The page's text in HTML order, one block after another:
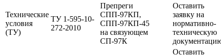
Технические
условия
(ТУ)
ТУ 1-595-10-
272-2010
Препреги
СПП-97КП,
СПП-97КП-45
на связующем
СП-97К
Оставить
заявку на
нормативно-
техническую
Оставить